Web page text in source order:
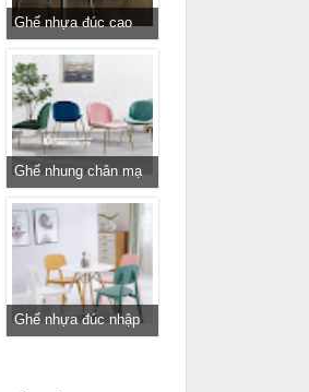
Ghế nhựa đúc cao
cấp cho nhà hàng
khách sạn giá rẻ
Ghế nhung chân mạ
vàng GLM116 - ghế
tiếp khách sang trọng
cho cửa hàng, spa,
văn phòng tại
Tp.HCM
Ghế nhựa đúc nhập
khẩu GLM117- ghế